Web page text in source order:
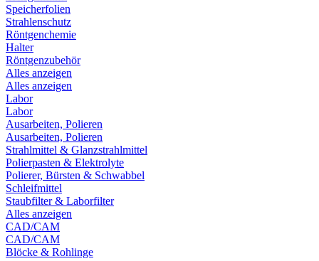
Speicherfolien
Strahlenschutz
Röntgenchemie
Halter
Röntgenzubehör
Alles anzeigen
Alles anzeigen
Labor
Labor
Ausarbeiten, Polieren
Ausarbeiten, Polieren
Strahlmittel & Glanzstrahlmittel
Polierpasten & Elektrolyte
Polierer, Bürsten & Schwabbel
Schleifmittel
Staubfilter & Laborfilter
Alles anzeigen
CAD/CAM
CAD/CAM
Blöcke & Rohlinge